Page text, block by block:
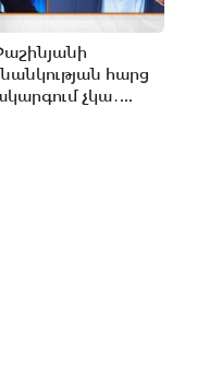
հարց
չկա․...